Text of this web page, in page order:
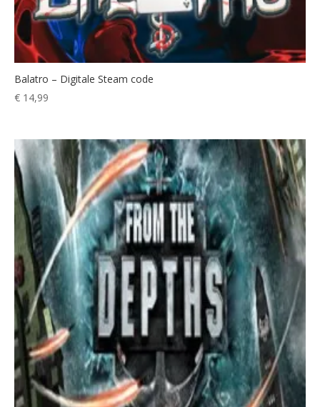
Balatro – Digitale Steam code
€ 14,99